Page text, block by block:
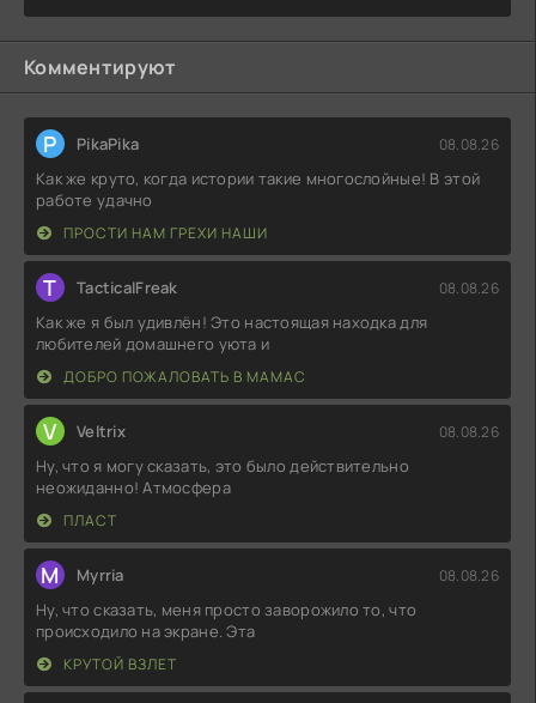
Комментируют
P PikaPika 08.08.26
Как же круто, когда истории такие многослойные! В этой
работе удачно
ПРОСТИ НАМ ГРЕХИ НАШИ
T TacticalFreak 08.08.26
Как же я был удивлён! Это настоящая находка для
любителей домашнего уюта и
ДОБРО ПОЖАЛОВАТЬ В МАМАС
V Veltrix 08.08.26
Ну, что я могу сказать, это было действительно
неожиданно! Атмосфера
ПЛАСТ
M Myrria 08.08.26
Ну, что сказать, меня просто заворожило то, что
происходило на экране. Эта
КРУТОЙ ВЗЛЕТ